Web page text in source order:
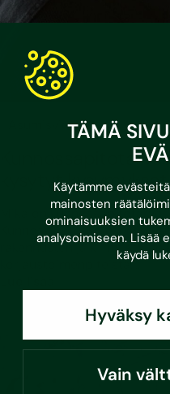
TÄMÄ
Käytämme
mainosten
ominaisuuksien
analysoimiseen. Lisää
käydä
Hyväksy
Vain
Asumisvinkit • 3.3.2026
kysytyt kysymykset
Mikä on
rakennusten ja
korjaustoimenpiteistä,…